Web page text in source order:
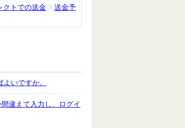
クトでの送金
送金予
いですか。
違えて入力し、ログイ